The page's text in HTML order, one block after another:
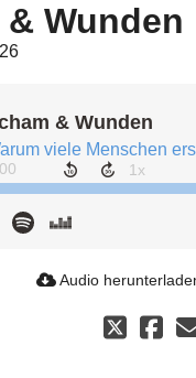
Wunden
& Wunden
viele Menschen
Audio